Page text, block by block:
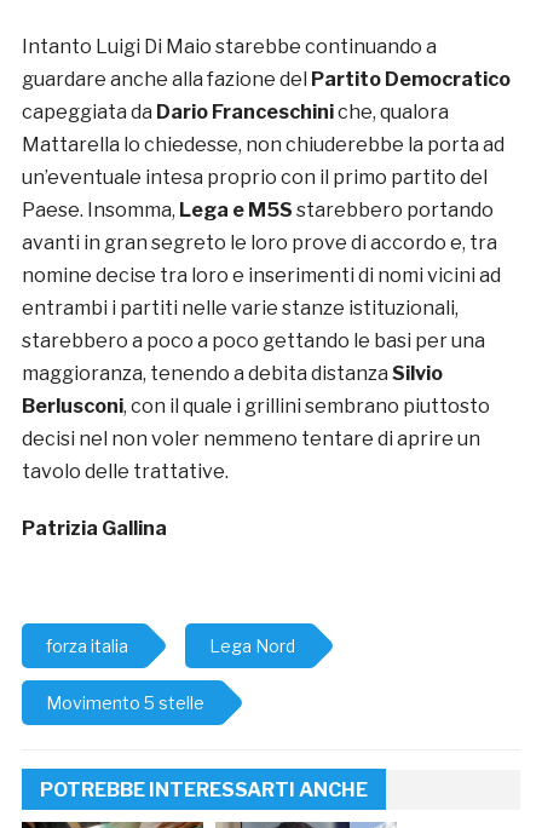
Intanto Luigi Di Maio starebbe continuando a
guardare anche alla fazione del Partito Democratico
capeggiata da Dario Franceschiniche, qualora
Mattarella lo chiedesse, non chiuderebbe la porta ad
un’eventuale intesa proprio con il primo partito del
Paese. Insomma, Lega e M5S starebbero portando
avanti in gran segreto le loro prove di accordo e, tra
nomine decise tra loro e inserimenti di nomi vicini ad
entrambi i partiti nelle varie stanze istituzionali,
starebbero a poco a poco gettando le basi per una
maggioranza, tenendo a debita distanza Silvio
Berlusconi, con il quale i grillini sembrano piuttosto
decisi nel non voler nemmeno tentare di aprire un
tavolo delle trattative.
Patrizia Gallina
forza italia Lega Nord
Movimento 5 stelle
POTREBBE INTERESSARTI ANCHE